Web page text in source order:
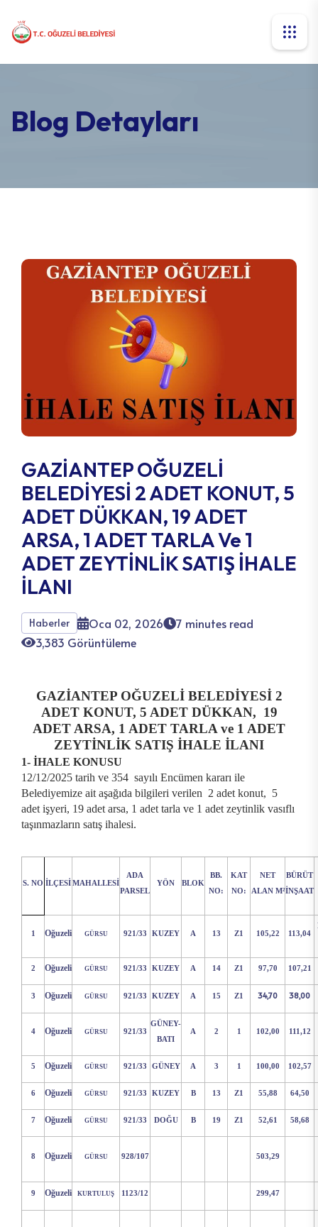
Blog Detayları
GAZİANTEP OĞUZELİ
BELEDİYESİ 2 ADET KONUT, 5
ADET DÜKKAN, 19 ADET
ARSA, 1 ADET TARLA Ve 1
ADET ZEYTİNLİK SATIŞ İHALE
İLANI
Haberler Oca 02, 2026
7 minutes read
3,383 Görüntüleme
GAZİANTEP OĞUZELİ BELEDİYESİ 2
ADET KONUT, 5 ADET DÜKKAN, 19
ADET ARSA, 1 ADET TARLA ve 1 ADET
ZEYTİNLİK SATIŞ İHALE İLANI
1- İHALE KONUSU
12/12/2025 tarih ve 354 sayılı Encümen kararı ile
Belediyemize ait aşağıda bilgileri verilen 2 adet konut, 5
adet işyeri, 19 adet arsa, 1 adet tarla ve 1 adet zeytinlik vasıflı
taşınmazların satış ihalesi.
S. NO İLÇESİMAHALLESİ
ADA
PARSEL
YÖN BLOK
BB.
NO:
KAT
NO:
NET
ALAN M²
BÜRÜT
İNŞAAT
1 Oğuzeli GÜRSU 921/33 KUZEY A 13 Z1 105,22 113,04
2 Oğuzeli GÜRSU 921/33 KUZEY A 14 Z1 97,70 107,21
3 Oğuzeli GÜRSU 921/33 KUZEY A 15 Z1 34,70 38,00
4 Oğuzeli GÜRSU 921/33
GÜNEY-
BATI
A 2 1 102,00 111,12
5 Oğuzeli GÜRSU 921/33 GÜNEY A 3 1 100,00 102,57
6 Oğuzeli GÜRSU 921/33 KUZEY B 13 Z1 55,88 64,50
7 Oğuzeli GÜRSU 921/33 DOĞU B 19 Z1 52,61 58,68
8 Oğuzeli GÜRSU 928/107 503,29
9 Oğuzeli KURTULUŞ 1123/12 299,47